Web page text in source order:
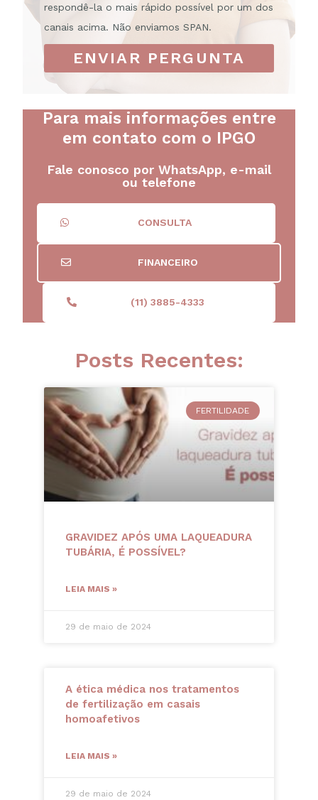
respondê-la o mais rápido possível por um dos
canais acima. Não enviamos SPAN.
ENVIAR PERGUNTA
Para mais informações entre
em contato com o IPGO
Fale conosco por WhatsApp, e-mail
ou telefone
CONSULTA
FINANCEIRO
(11) 3885-4333
Posts Recentes:
FERTILIDADE
GRAVIDEZ APÓS UMA LAQUEADURA
TUBÁRIA, É POSSÍVEL?
LEIA MAIS »
29 de maio de 2024
A ética médica nos tratamentos
de fertilização em casais
homoafetivos
LEIA MAIS »
29 de maio de 2024